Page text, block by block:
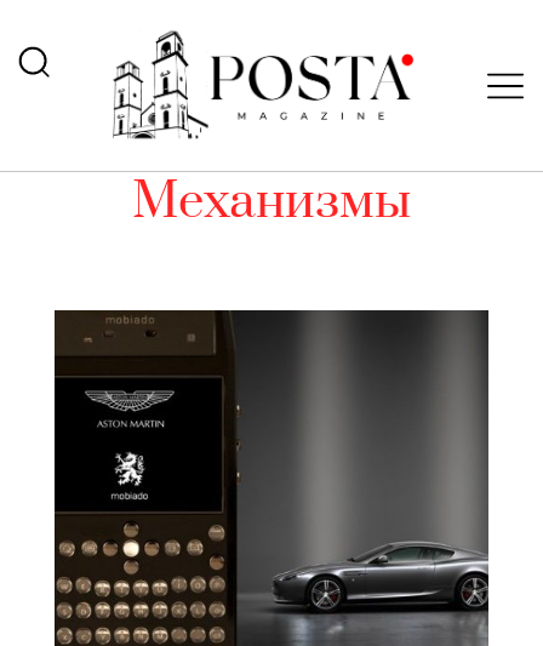
Механизмы